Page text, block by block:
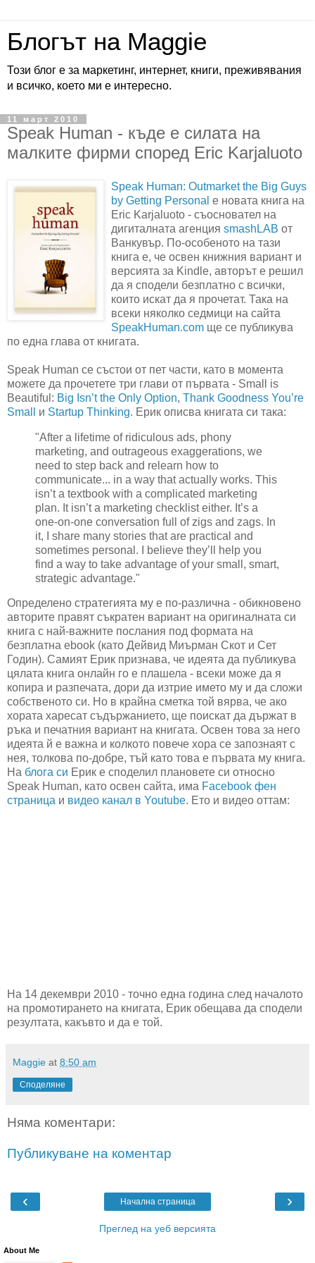
Блогът на Maggie
Този блог е за маркетинг, интернет, книги, преживявания
и всичко, което ми е интересно.
11 март 2010
Speak Human - къде е силата на
малките фирми според Eric Karjaluoto
Speak Human: Outmarket the Big Guys
by Getting Personal е новата книга на
Eric Karjaluoto - съосновател на
дигиталната агенция smashLAB от
Ванкувър. По-особеното на тази
книга е, че освен книжния вариант и
версията за Kindle, авторът е решил
да я сподели безплатно с всички,
които искат да я прочетат. Така на
всеки няколко седмици на сайта
SpeakHuman.com ще се публикува
по една глава от книгата.
Speak Human се състои от пет части, като в момента
можете да прочетете три глави от първата - Small is
Beautiful: Big Isn’t the Only Option, Thank Goodness You’re
Small
и Startup Thinking. Ерик описва книгата си така:
"After a lifetime of ridiculous ads, phony
marketing, and outrageous exaggerations, we
need to step back and relearn how to
communicate... in a way that actually works. This
isn’t a textbook with a complicated marketing
plan. It isn’t a marketing checklist either. It’s a
one-on-one conversation full of zigs and zags. In
it, I share many stories that are practical and
sometimes personal. I believe they’ll help you
find a way to take advantage of your small, smart,
strategic advantage."
Определено стратегията му е по-различна - обикновено
авторите правят съкратен вариант на оригиналната си
книга с най-важните послания под формата на
безплатна ebook (като Дейвид Миърман Скот и Сет
Годин). Самият Ерик признава, че идеята да публикува
цялата книга онлайн го е плашела - всеки може да я
копира и разпечата, дори да изтрие името му и да сложи
собственото си. Но в крайна сметка той вярва, че ако
хората харесат съдържанието, ще поискат да държат в
ръка и печатния вариант на книгата. Освен това за него
идеята й е важна и колкото повече хора се запознаят с
нея, толкова по-добре, тъй като това е първата му книга.
На блога си Ерик е споделил плановете си относно
Speak Human, като освен сайта, има Facebook фен
страница и видео канал в Youtube. Ето и видео оттам:
На 14 декември 2010 - точно една година след началото
на промотирането на книгата, Ерик обещава да сподели
резултата, какъвто и да е той.
Maggie at 8:50 am
Споделяне
Няма коментари:
Публикуване на коментар
‹ ›
Начална страница
Преглед на уеб версията
About Me